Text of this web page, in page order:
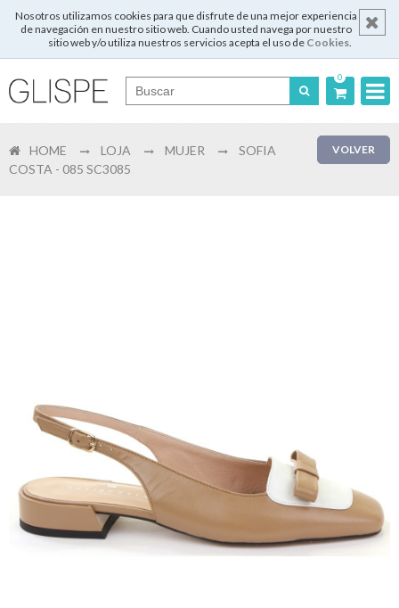
Nosotros utilizamos cookies para que disfrute de una mejor experiencia
de navegación en nuestro sitio web. Cuando usted navega por nuestro
sitio web y/o utiliza nuestros servicios acepta el uso de Cookies.
0
English
Mi
cesta
Mujer
VOLVER
HOME LOJA MUJER
SOFIA
COSTA - 085 SC3085